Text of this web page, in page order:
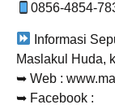
0856-4854-
Informasi
Maslakul Huda,
➥ Web :
➥ Facebook :